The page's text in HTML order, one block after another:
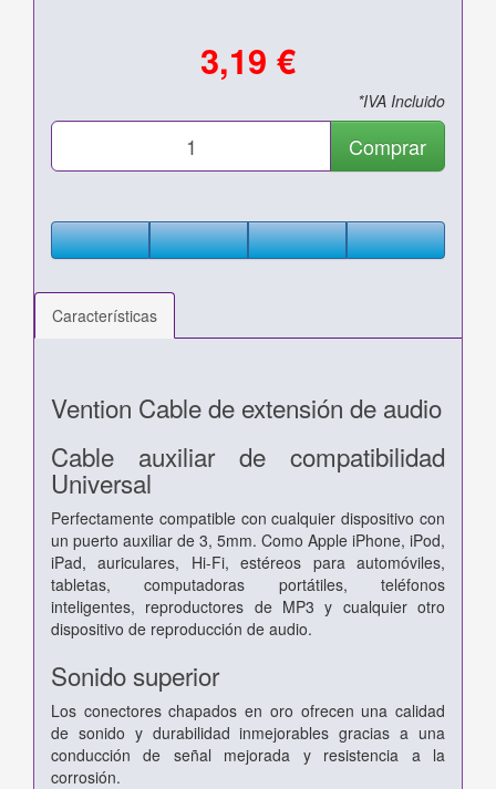
3,19 €
*IVA Incluido
Comprar
Características
Vention Cable de extensión de audio
Cable auxiliar de compatibilidad
Universal
Perfectamente compatible con cualquier dispositivo con
un puerto auxiliar de 3, 5mm. Como Apple iPhone, iPod,
iPad, auriculares, Hi-Fi, estéreos para automóviles,
tabletas, computadoras portátiles, teléfonos
inteligentes, reproductores de MP3 y cualquier otro
dispositivo de reproducción de audio.
Sonido superior
Los conectores chapados en oro ofrecen una calidad
de sonido y durabilidad inmejorables gracias a una
conducción de señal mejorada y resistencia a la
corrosión.